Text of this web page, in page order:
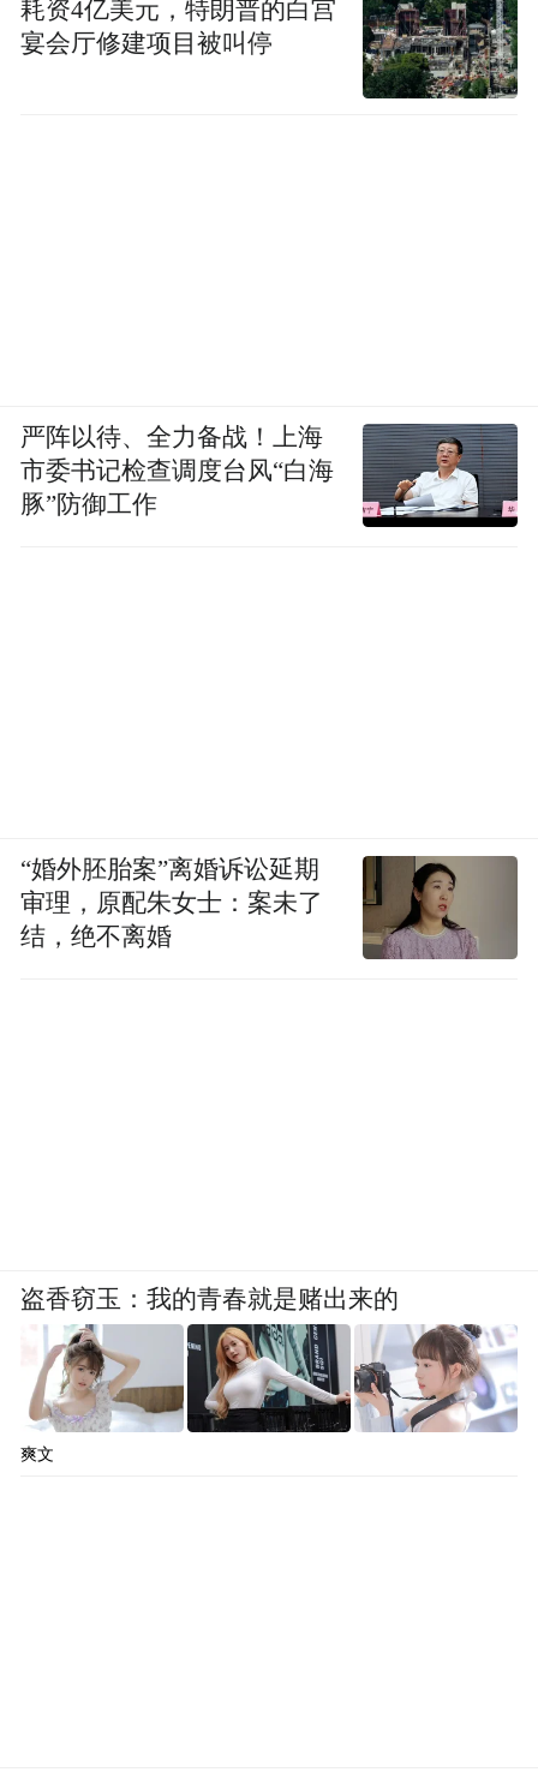
耗资4亿美元，特朗普的白宫
宴会厅修建项目被叫停
严阵以待、全力备战！上海
市委书记检查调度台风“白海
豚”防御工作
“婚外胚胎案”离婚诉讼延期
审理，原配朱女士：案未了
结，绝不离婚
盗香窃玉：我的青春就是赌出来的
爽文